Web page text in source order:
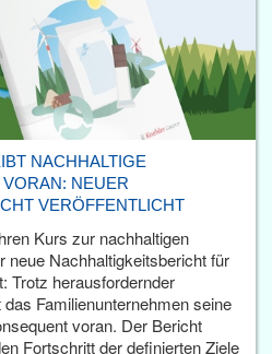
NACHHALTIGE
NEUER
VERÖFFENTLICHT
Kurs zur nachhaltigen
neue Nachhaltigkeitsbericht für
Trotz herausfordernder
Familienunternehmen seine
voran. Der Bericht
Fortschritt der definierten Ziele